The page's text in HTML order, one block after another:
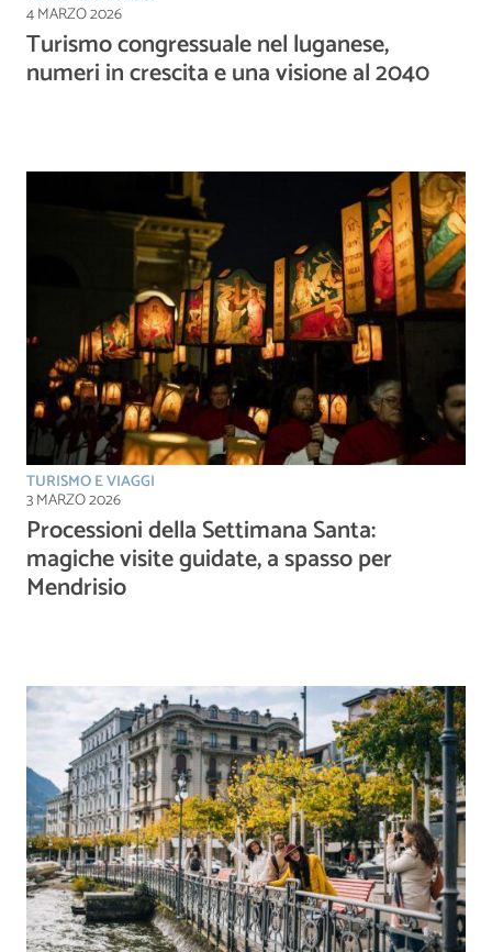
4 MARZO 2026
Turismo congressuale nel luganese,
numeri in crescita e una visione al 2040
TURISMO E VIAGGI
3 MARZO 2026
Processioni della Settimana Santa:
magiche visite guidate, a spasso per
Mendrisio